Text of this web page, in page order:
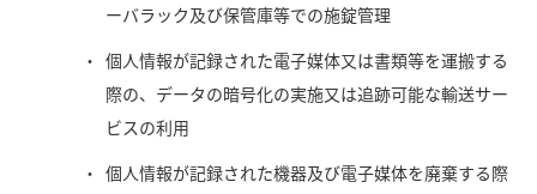
ーバラック及び保管庫等での施錠管理
個人情報が記録された電子媒体又は書類等を運搬する
際の、データの暗号化の実施又は追跡可能な輸送サー
ビスの利用
個人情報が記録された機器及び電子媒体を廃棄する際